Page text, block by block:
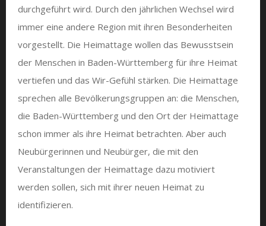
durchgeführt wird. Durch den jährlichen Wechsel wird
immer eine andere Region mit ihren Besonderheiten
vorgestellt. Die Heimattage wollen das Bewusstsein
der Menschen in Baden-Württemberg für ihre Heimat
vertiefen und das Wir-Gefühl stärken. Die Heimattage
sprechen alle Bevölkerungsgruppen an: die Menschen,
die Baden-Württemberg und den Ort der Heimattage
schon immer als ihre Heimat betrachten. Aber auch
Neubürgerinnen und Neubürger, die mit den
Veranstaltungen der Heimattage dazu motiviert
werden sollen, sich mit ihrer neuen Heimat zu
identifizieren.